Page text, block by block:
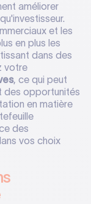
améliorer
et les
en plus les
dans des
votre
, ce qui peut
des opportunités
en matière
des
vos choix